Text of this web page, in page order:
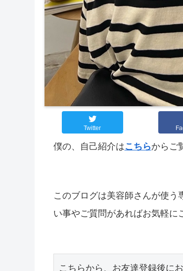
Twitter
僕の、自己紹介はこちらからご
このブログは美容師さんが使
い事やご質問があればお気軽に
こちらから、お友達登録後に